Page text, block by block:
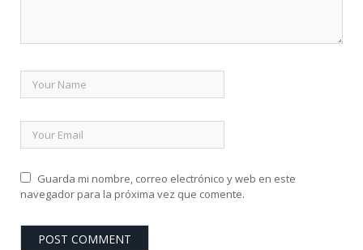
Guarda mi nombre, correo electrónico y web en este
navegador para la próxima vez que comente.